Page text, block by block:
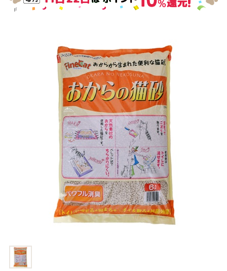
美容・ケア用品 服・おさんぽ用品
トリマーグッズ シニアサポート